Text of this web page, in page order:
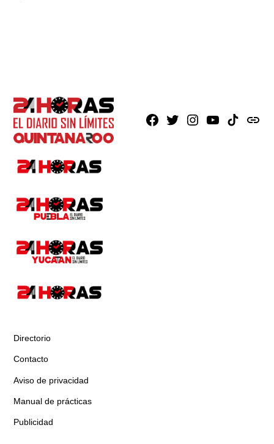
Facebook
X Instagram
YoutubeTikTokissuu
Directorio
Contacto
Aviso de privacidad
Manual de prácticas
Publicidad